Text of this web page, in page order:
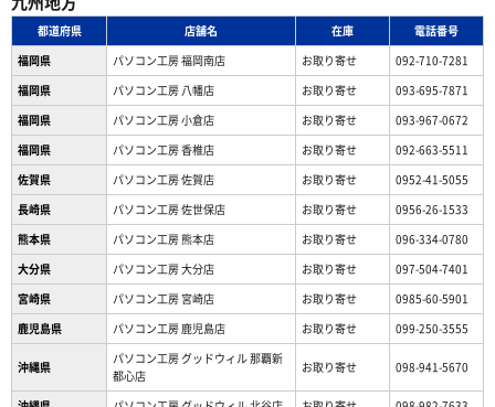
都道府県 店舗名 在庫
電話番号
福岡県
パソコン工房 福岡南店 お取り寄せ
092-710-7281
福岡県
パソコン工房 八幡店 お取り寄せ
093-695-7871
福岡県
パソコン工房 小倉店 お取り寄せ
093-967-0672
福岡県
パソコン工房 香椎店 お取り寄せ
092-663-5511
佐賀県
パソコン工房 佐賀店 お取り寄せ
0952-41-5055
長崎県
パソコン工房 佐世保店 お取り寄せ
0956-26-1533
熊本県
パソコン工房 熊本店 お取り寄せ
096-334-0780
大分県
パソコン工房 大分店 お取り寄せ
097-504-7401
宮崎県
パソコン工房 宮崎店 お取り寄せ
0985-60-5901
鹿児島県
パソコン工房 鹿児島店 お取り寄せ 099-250-3555
沖縄県
パソコン工房 グッドウィル 那覇新
都心店
お取り寄せ 098-941-5670